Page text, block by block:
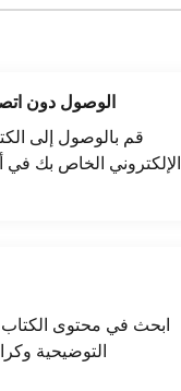
الوصول دون
قم بالوصول إلى
الإلكتروني الخاص بك
ابحث في محتوى
التوضيحية